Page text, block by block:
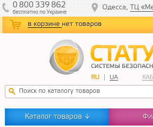
в корзине нет товаров
RU UA
0 800 339 862
бесплатнопо Украине
Одесса, ТЦ
Каталог товаров ↓